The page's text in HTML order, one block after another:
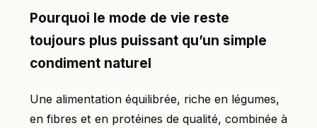
Pourquoi le mode de vie reste
toujours plus puissant qu’un simple
condiment naturel
Une alimentation équilibrée, riche en légumes,
en fibres et en protéines de qualité, combinée à